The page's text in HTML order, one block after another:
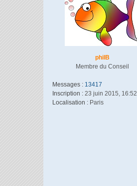
philB
Membre du Conseil
Messages : 13417
Inscription : 23 juin 2015, 16:52
Localisation : Paris